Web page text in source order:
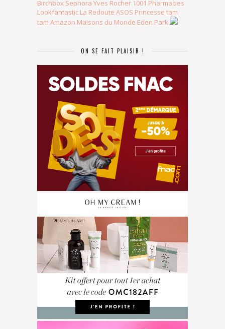
Birchbox Sephora Yves Rocher 1001 Pharmacies
Lookfantastic La Redoute ASOS Princesse tam
tam Amazon Maisons du Monde Eden Park
ON SE FAIT PLAISIR !